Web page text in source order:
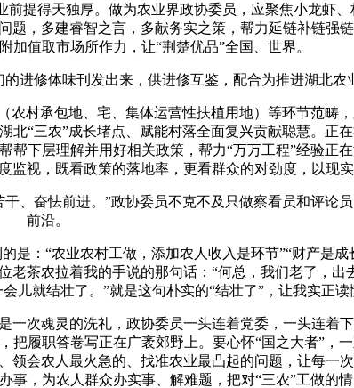
提得天独厚。做为农业界政协委员，应聚焦小龙虾
，多建睿智之言，多献务实之策，帮力延链补链强
加值取市场所作力，让“荆楚优品”全国、世界。
修体味刊发出来，供进修互鉴，配合为推进湖北农
村承包地、宅、集体运营性扶植用地）等环节范畴
“三农”成长堵点、赋能村落全面复兴贡献聪慧。正
下层理解并用好相关政策，帮力“万万工程”经验正
视，既看政策的落地率，更看群众的对劲度，以现
奋怯前进。”政协委员不克不及只做察看员和评论
前沿。
：“农业农村工做，添加农人收入是环节”“财产是
茶农拉着我的手说的那句话：“何总，我们老了，
儿就结壮了。”就是这句朴实的“结壮了”，让我实正读
魂灵的洗礼，政协委员一头连着党委，一头连着
履职答卷写正在广袤郊野上。要心怀“国之大者”，
会农人最火急的、找准农业最凸起的问题，让每一
，为农人群众办实事、解难题，把对“三农”工做的